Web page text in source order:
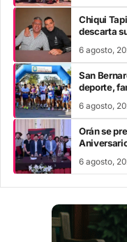
Chiqui
descarta
6 agosto,
San
deporte,
6 agosto,
Orán se
6 agosto,